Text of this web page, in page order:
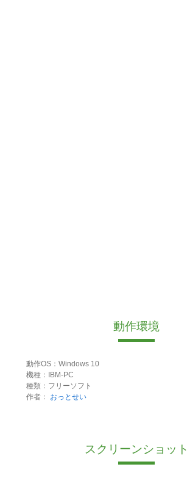
動作環境
動作OS：Windows 10
機種：IBM-PC
種類：フリーソフト
作者：
おっとせい
スクリーンショット